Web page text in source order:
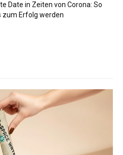
Date in Zeiten von Corona: So
zum Erfolg werden